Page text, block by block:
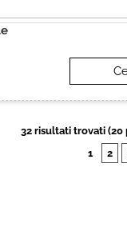
32 risultati trovati (20
1
2